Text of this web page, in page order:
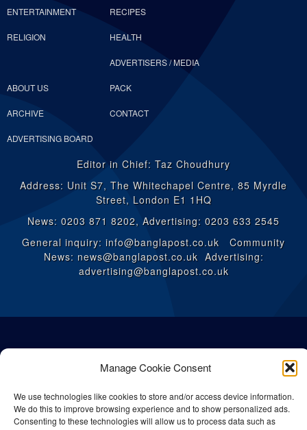
Manage Cookie Consent
We use technologies like cookies to store and/or access device information.
We do this to improve browsing experience and to show personalized ads.
Consenting to these technologies will allow us to process data such as
ENTERTAINMENT RECIPES
RELIGION HEALTH
ABOUT US
ADVERTISERS / MEDIA
PACK
ARCHIVE CONTACT
ADVERTISING BOARD
Editor in Chief: Taz Choudhury
Address: Unit S7, The Whitechapel Centre, 85 Myrdle
Street, London E1 1HQ
News: 0203 871 8202, Advertising: 0203 633 2545
General inquiry: info@banglapost.co.uk Community
News: news@banglapost.co.uk Advertising:
advertising@banglapost.co.uk